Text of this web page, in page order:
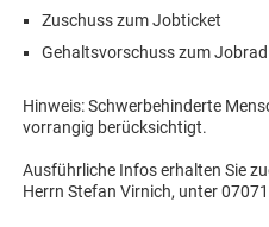
Zuschuss zum Jobticket
Gehaltsvorschuss zum Jobrad
Hinweis: Schwerbehinderte
vorrangig berücksichtigt.
Ausführliche Infos erhalten Sie
Herrn Stefan Virnich, unter